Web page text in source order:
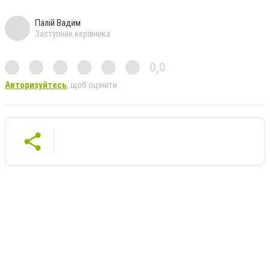
Палій Вадим
Заступник керівника
0,0
Авторизуйтесь, щоб оцінити